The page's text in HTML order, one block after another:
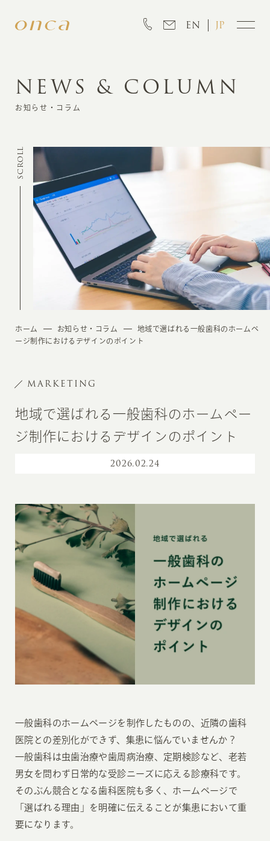
EN JP
INFORMATION
CREATION
MARKETING
NEWS & COLUMN
お知らせ・コラム
SCROLL
ホーム お知らせ・コラム
地域で選ばれる一般歯科のホームペ
ージ制作におけるデザインのポイント
MARKETING
地域で選ばれる一般歯科のホームペー
ジ制作におけるデザインのポイント
2026.02.24
一般歯科のホームページを制作したものの、近隣の歯科
医院との差別化ができず、集患に悩んでいませんか？
一般歯科は虫歯治療や歯周病治療、定期検診など、老若
男女を問わず日常的な受診ニーズに応える診療科です。
そのぶん競合となる歯科医院も多く、ホームページで
「選ばれる理由」を明確に伝えることが集患において重
要になります。